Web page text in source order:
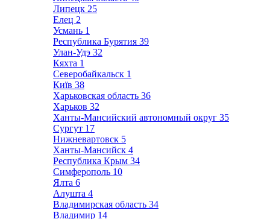
Липецк 25
Елец 2
Усмань 1
Республика Бурятия 39
Улан-Удэ 32
Кяхта 1
Северобайкальск 1
Київ 38
Харьковская область 36
Харьков 32
Ханты-Мансийский автономный округ 35
Сургут 17
Нижневартовск 5
Ханты-Мансийск 4
Республика Крым 34
Симферополь 10
Ялта 6
Алушта 4
Владимирская область 34
Владимир 14